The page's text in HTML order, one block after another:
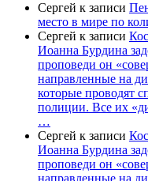
Сергей к записи
место в мире по
Сергей к записи
Иоанна Бурдина
проповеди он
направленные на
которые проводят
полиции. Все их
…
Сергей к записи
Иоанна Бурдина
проповеди он
направленные на